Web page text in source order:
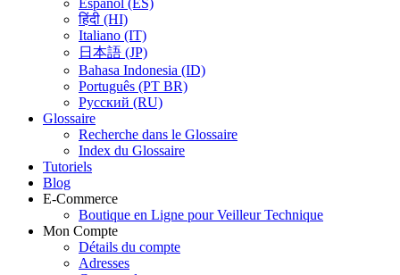
Español (ES)
हिंदी (HI)
Italiano (IT)
日本語 (JP)
Bahasa Indonesia (ID)
Português (PT BR)
Pусский (RU)
Glossaire
Recherche dans le Glossaire
Index du Glossaire
Tutoriels
Blog
E-Commerce
Boutique en Ligne pour Veilleur Technique
Mon Compte
Détails du compte
Adresses